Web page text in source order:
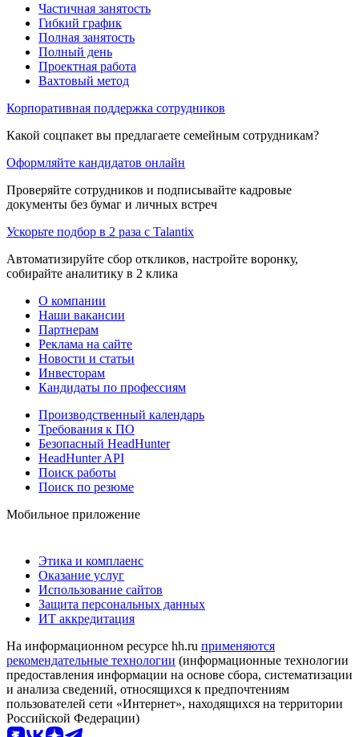
Частичная занятость
Гибкий график
Полная занятость
Полный день
Проектная работа
Вахтовый метод
Корпоративная поддержка сотрудников
Какой соцпакет вы предлагаете семейным сотрудникам?
Оформляйте кандидатов онлайн
Проверяйте сотрудников и подписывайте кадровые
документы без бумаг и личных встреч
Ускорьте подбор в 2 раза с Talantix
Автоматизируйте сбор откликов, настройте воронку,
собирайте аналитику в 2 клика
О компании
Наши вакансии
Партнерам
Реклама на сайте
Новости и статьи
Инвесторам
Кандидаты по профессиям
Производственный календарь
Требования к ПО
Безопасный HeadHunter
HeadHunter API
Поиск работы
Поиск по резюме
Мобильное приложение
Этика и комплаенс
Оказание услуг
Использование сайтов
Защита персональных данных
ИТ аккредитация
На информационном ресурсе hh.ru применяются
рекомендательные технологии (информационные технологии
предоставления информации на основе сбора, систематизации
и анализа сведений, относящихся к предпочтениям
пользователей сети «Интернет», находящихся на территории
Российской Федерации)